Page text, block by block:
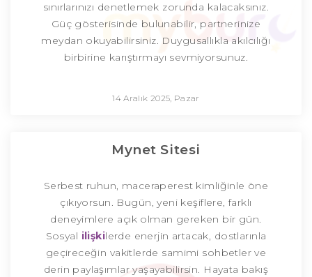
sınırlarınızı denetlemek zorunda kalacaksınız.
Güç gösterisinde bulunabilir, partnerinize
meydan okuyabilirsiniz. Duygusallıkla akılcılığı
birbirine karıştırmayı sevmiyorsunuz.
14 Aralık 2025, Pazar
Mynet Sitesi
Serbest ruhun, maceraperest kimliğinle öne
çıkıyorsun. Bugün, yeni keşiflere, farklı
deneyimlere açık olman gereken bir gün.
Sosyal ilişkilerde enerjin artacak, dostlarınla
geçireceğin vakitlerde samimi sohbetler ve
derin paylaşımlar yaşayabilirsin. Hayata bakış